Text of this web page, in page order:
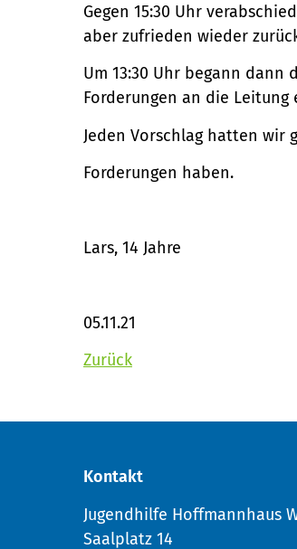
Gegen 15:30 Uhr
aber zufrieden wieder
Um 13:30 Uhr begann dann
Forderungen an die Leitung
Jeden Vorschlag hatten wir
Forderungen haben.
Lars, 14 Jahre
05.11.21
Zurück
Kontakt
Jugendhilfe Hoffmannhaus
Saalplatz 14